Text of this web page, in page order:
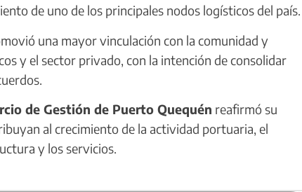
de uno de los principales nodos logísticos del país.
una mayor vinculación con la comunidad y
y el sector privado, con la intención de consolidar
de Gestión de Puerto Quequén reafirmó su
al crecimiento de la actividad portuaria, el
y los servicios.